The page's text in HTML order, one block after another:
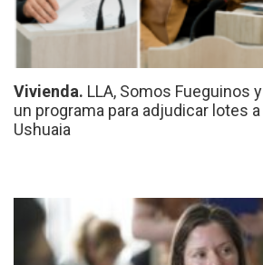
Vivienda. LLA, Somos Fueguinos
un programa para adjudicar lotes
Ushuaia